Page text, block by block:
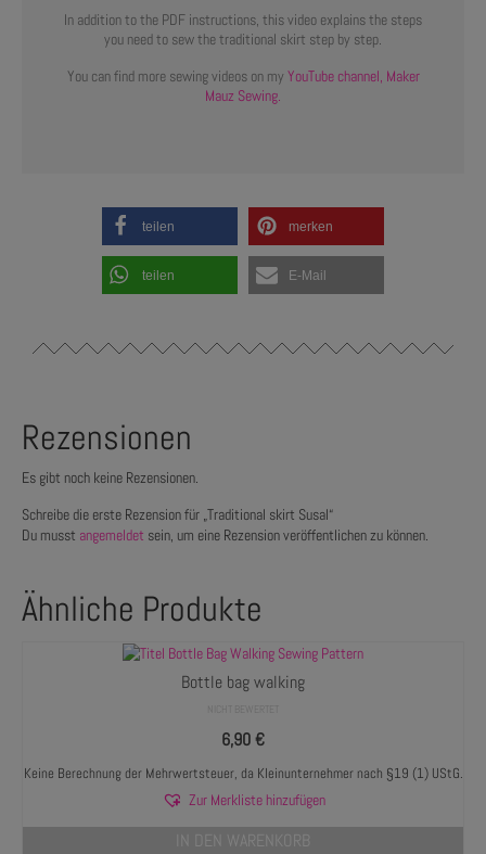
In addition to the PDF instructions, this video explains the steps
you need to sew the traditional skirt step by step.
You can find more sewing videos on my YouTube channel, Maker
Mauz Sewing.
teilen merken
teilen E-Mail
Rezensionen
Es gibt noch keine Rezensionen.
Schreibe die erste Rezension für „Traditional skirt Susal“
Du musst angemeldet sein, um eine Rezension veröffentlichen zu können.
Ähnliche Produkte
Bottle bag walking
6,90€
Keine Berechnung der Mehrwertsteuer, da Kleinunternehmer nach §19 (1) UStG.
Zur Merkliste hinzufügen
IN DEN WARENKORB